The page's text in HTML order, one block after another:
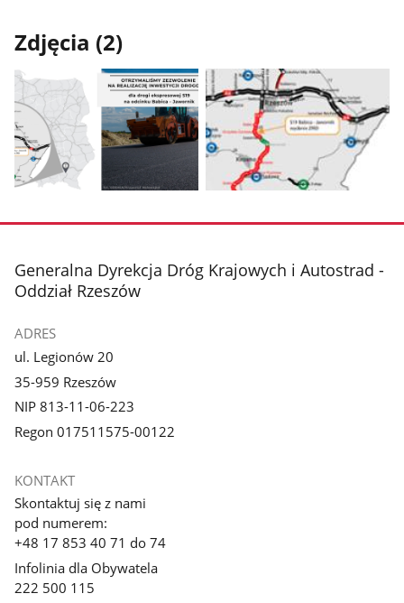
Zdjęcia (2)
zdjęcie
galerii.
zdjęcie
galerii.
stopka
Generalna Dyrekcja Dróg Krajowych i Autostrad -
Oddział Rzeszów
ADRES
ul. Legionów 20
35-959 Rzeszów
NIP 813-11-06-223
Regon 017511575-00122
KONTAKT
Skontaktuj się z nami
pod numerem:
+48 17 853 40 71 do 74
Infolinia dla Obywatela
222 500 115